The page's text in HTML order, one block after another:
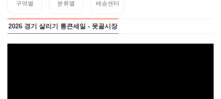
구역별 분류별 배송센터
2026 경기 살리기 통큰세일 - 못골시장